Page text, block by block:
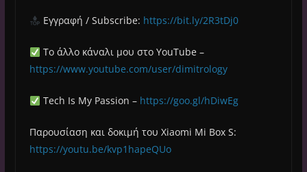
Εγγραφή / Subscribe: https://bit.ly/2R3tDj0
Το άλλο κάναλι μου στο YouTube –
https://www.youtube.com/user/dimitrology
Tech Is My Passion – https://goo.gl/hDiwEg
Παρουσίαση και δοκιμή του Xiaomi Mi Box S:
https://youtu.be/kvp1hapeQUo